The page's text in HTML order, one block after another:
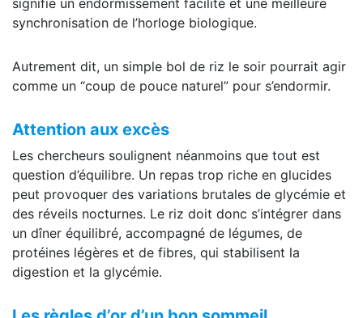
signifie un endormissement facilité et une meilleure
synchronisation de l’horloge biologique.
Autrement dit, un simple bol de riz le soir pourrait agir
comme un “coup de pouce naturel” pour s’endormir.
Attention aux excès
Les chercheurs soulignent néanmoins que tout est
question d’équilibre. Un repas trop riche en glucides
peut provoquer des variations brutales de glycémie et
des réveils nocturnes. Le riz doit donc s’intégrer dans
un dîner équilibré, accompagné de légumes, de
protéines légères et de fibres, qui stabilisent la
digestion et la glycémie.